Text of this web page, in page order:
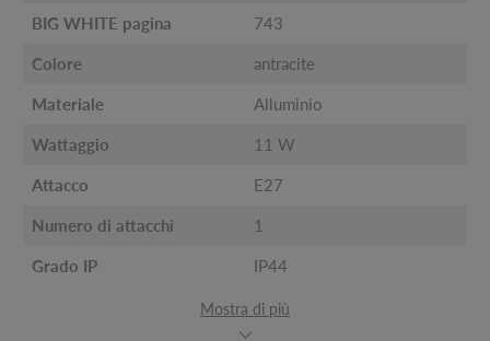
BIG WHITE pagina 743
Colore antracite
Materiale Alluminio
Wattaggio 11 W
Attacco E27
Numero di attacchi 1
Grado IP IP44
Mostra di più